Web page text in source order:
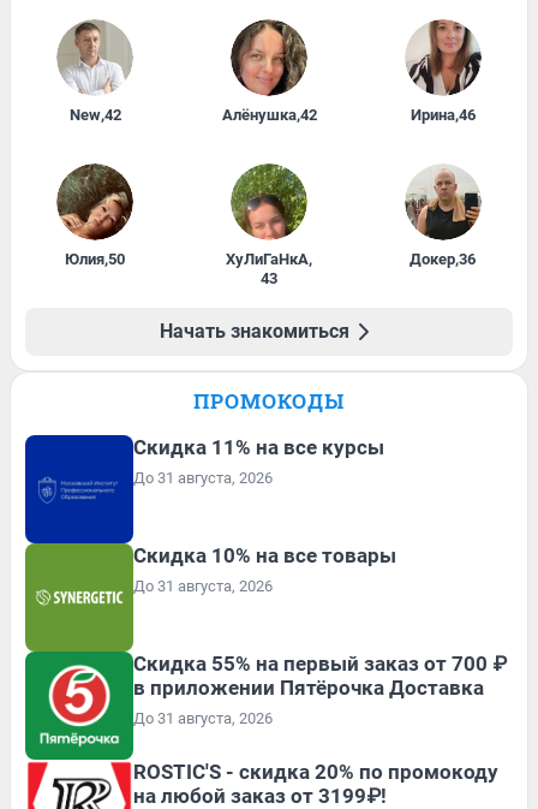
New,42 Алёнушка,42 Ирина,46
Юлия,50 ХуЛиГаНкА,
43
Докер,36
Начать знакомиться
ПРОМОКОДЫ
Скидка 11% на все курсы
До 31 августа, 2026
Скидка 10% на все товары
До 31 августа, 2026
Скидка 55% на первый заказ от 700 ₽
в приложении Пятёрочка Доставка
До 31 августа, 2026
ROSTIC'S - скидка 20% по промокоду
на любой заказ от 3199₽!